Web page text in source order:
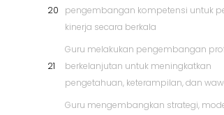
20
pengembangan kompetensi untuk
kinerja secara berkala
21
Guru melakukan pengembangan
berkelanjutan untuk meningkatkan
pengetahuan, keterampilan, dan
Guru mengembangkan strategi,